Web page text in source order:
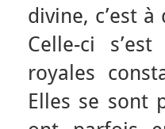
divine, c’est
Celle-ci
royales
Elles se sont